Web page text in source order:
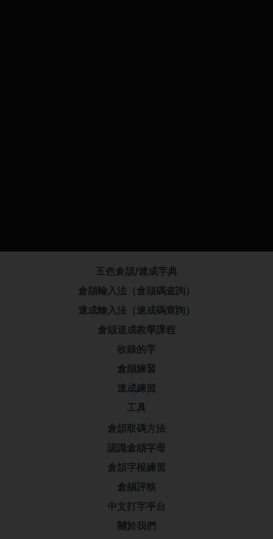
五色倉頡/速成字典
倉頡輸入法（倉頡碼查詢）
速成輸入法（速成碼查詢）
倉頡速成教學課程
收錄的字
倉頡練習
速成練習
工具
倉頡取碼方法
認識倉頡字母
倉頡字根練習
倉頡評核
中文打字平台
關於我們